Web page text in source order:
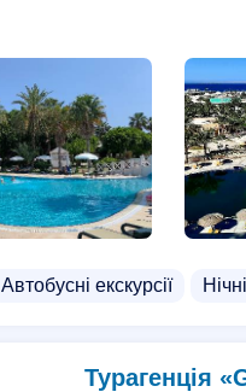
Автобусні екскурсії
Турагенція